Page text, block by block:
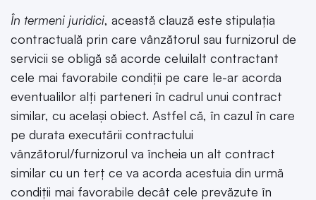
În termeni juridici, această clauză este stipulația
contractuală prin care vânzătorul sau furnizorul de
servicii se obligă să acorde celuilalt contractant
cele mai favorabile condiții pe care le-ar acorda
eventualilor alți parteneri în cadrul unui contract
similar, cu același obiect. Astfel că, în cazul în care
pe durata executării contractului
vânzătorul/furnizorul va încheia un alt contract
similar cu un terț ce va acorda acestuia din urmă
condiții mai favorabile decât cele prevăzute în